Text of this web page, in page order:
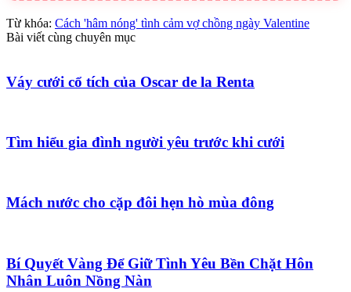
Từ khóa: Cách 'hâm nóng' tình cảm vợ chồng ngày Valentine
Bài viết cùng chuyên mục
Váy cưới cổ tích của Oscar de la Renta
Tìm hiểu gia đình người yêu trước khi cưới
Mách nước cho cặp đôi hẹn hò mùa đông
Bí Quyết Vàng Để Giữ Tình Yêu Bền Chặt Hôn
Nhân Luôn Nồng Nàn